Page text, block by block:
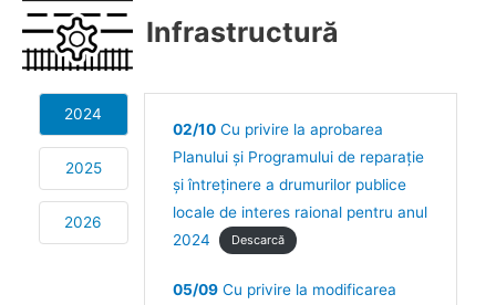
Infrastructură
2024
2025
2026
02/10Cu privire la aprobarea
Planului și Programului de reparație
și întreținere a drumurilor publice
locale de interes raional pentru anul
2024
Descarcă
05/09Cu privire la modificarea